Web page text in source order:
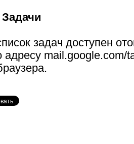
задач доступен
адресу mail.google.com/